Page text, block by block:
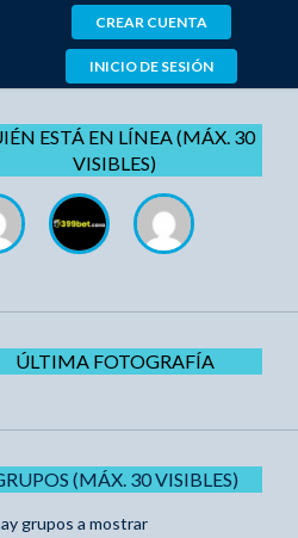
CREAR CUENTA
INICIO DE SESIÓN
ESTÁ EN LÍNEA (MÁX. 30
VISIBLES)
ÚLTIMA FOTOGRAFÍA
(MÁX. 30 VISIBLES)
grupos a mostrar